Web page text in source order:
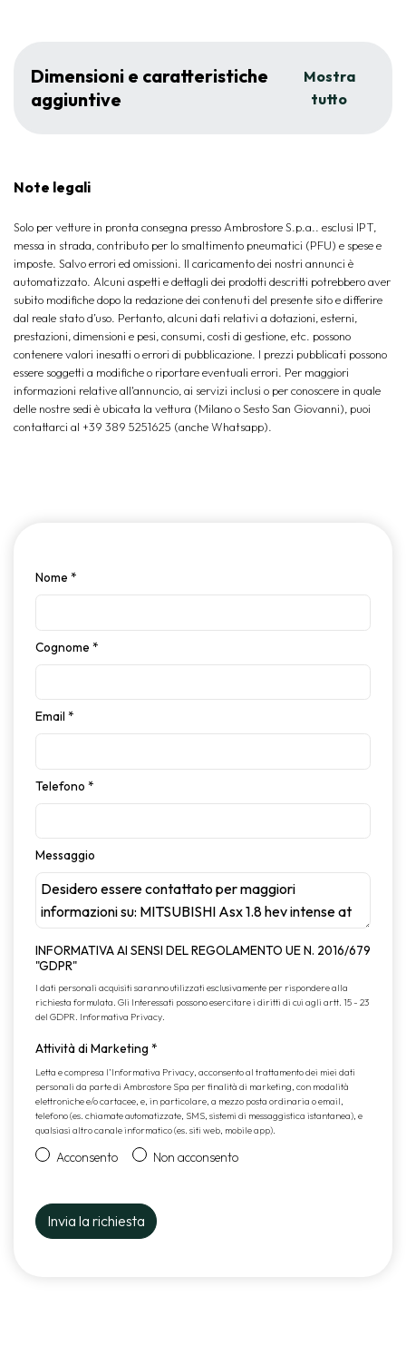
Dimensioni e caratteristiche
aggiuntive
Mostra
tutto
Note legali
Solo per vetture in pronta consegna presso Ambrostore S.p.a.. esclusi IPT,
messa in strada, contributo per lo smaltimento pneumatici (PFU) e spese e
imposte. Salvo errori ed omissioni. Il caricamento dei nostri annunci è
automatizzato. Alcuni aspetti e dettagli dei prodotti descritti potrebbero aver
subito modifiche dopo la redazione dei contenuti del presente sito e differire
dal reale stato d’uso. Pertanto, alcuni dati relativi a dotazioni, esterni,
prestazioni, dimensioni e pesi, consumi, costi di gestione, etc. possono
contenere valori inesatti o errori di pubblicazione. I prezzi pubblicati possono
essere soggetti a modifiche o riportare eventuali errori. Per maggiori
informazioni relative all'annuncio, ai servizi inclusi o per conoscere in quale
delle nostre sedi è ubicata la vettura (Milano o Sesto San Giovanni), puoi
contattarci al +39 389 5251625 (anche Whatsapp).
Nome *
Cognome *
Email *
Telefono *
Messaggio
INFORMATIVA AI SENSI DEL REGOLAMENTO UE N. 2016/679
"GDPR"
I dati personali acquisiti saranno utilizzati esclusivamente per rispondere alla
richiesta formulata. Gli Interessati possono esercitare i diritti di cui agli artt. 15 - 23
del GDPR. Informativa Privacy.
Attività di Marketing *
Letta e compresa l’Informativa Privacy, acconsento al trattamento dei miei dati
personali da parte di Ambrostore Spa per finalità di marketing, con modalità
elettroniche e/o cartacee, e, in particolare, a mezzo posta ordinaria o email,
telefono (es. chiamate automatizzate, SMS, sistemi di messaggistica istantanea), e
qualsiasi altro canale informatico (es. siti web, mobile app).
Acconsento Non acconsento